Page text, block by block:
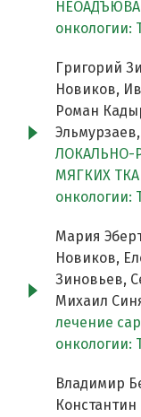
онкологии:
Григорий
Новиков,
Роман
Эльмурзаев,
ЛОКАЛЬНО-
МЯГКИХ
онкологии:
Мария
Новиков,
Зиновьев,
Михаил
лечение
онкологии:
Владимир